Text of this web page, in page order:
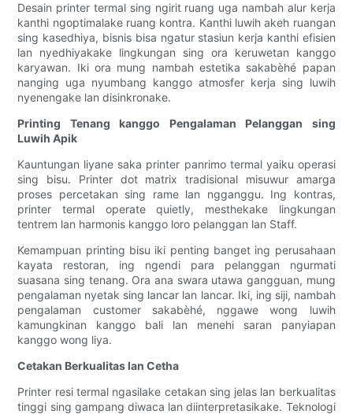
Desain printer termal sing ngirit ruang uga nambah alur kerja
kanthi ngoptimalake ruang kontra. Kanthi luwih akeh ruangan
sing kasedhiya, bisnis bisa ngatur stasiun kerja kanthi efisien
lan nyedhiyakake lingkungan sing ora keruwetan kanggo
karyawan. Iki ora mung nambah estetika sakabèhé papan
nanging uga nyumbang kanggo atmosfer kerja sing luwih
nyenengake lan disinkronake.
Printing Tenang kanggo Pengalaman Pelanggan sing
Luwih Apik
Kauntungan liyane saka printer panrimo termal yaiku operasi
sing bisu. Printer dot matrix tradisional misuwur amarga
proses percetakan sing rame lan ngganggu. Ing kontras,
printer termal operate quietly, mesthekake lingkungan
tentrem lan harmonis kanggo loro pelanggan lan Staff.
Kemampuan printing bisu iki penting banget ing perusahaan
kayata restoran, ing ngendi para pelanggan ngurmati
suasana sing tenang. Ora ana swara utawa gangguan, mung
pengalaman nyetak sing lancar lan lancar. Iki, ing siji, nambah
pengalaman customer sakabèhé, nggawe wong luwih
kamungkinan kanggo bali lan menehi saran panyiapan
kanggo wong liya.
Cetakan Berkualitas lan Cetha
Printer resi termal ngasilake cetakan sing jelas lan berkualitas
tinggi sing gampang diwaca lan diinterpretasikake. Teknologi